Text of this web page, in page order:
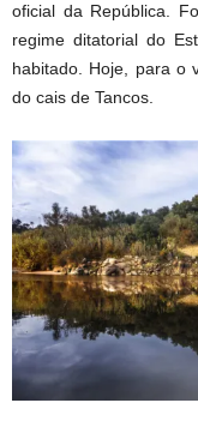
oficial da República.
regime ditatorial do
habitado. Hoje, para o
do cais de Tancos.